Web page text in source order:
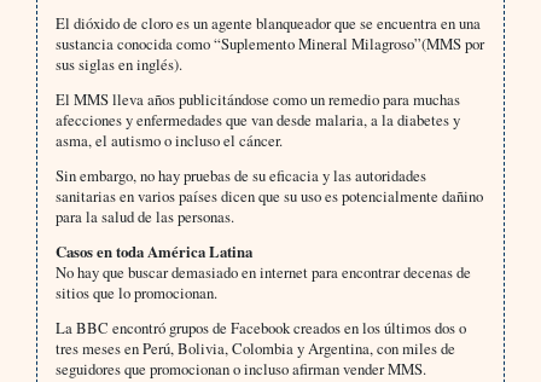
El dióxido de cloro es un agente blanqueador que se encuentra en una
sustancia conocida como “Suplemento Mineral Milagroso”(MMS por
sus siglas en inglés).
El MMS lleva años publicitándose como un remedio para muchas
afecciones y enfermedades que van desde malaria, a la diabetes y
asma, el autismo o incluso el cáncer.
Sin embargo, no hay pruebas de su eficacia y las autoridades
sanitarias en varios países dicen que su uso es potencialmente dañino
para la salud de las personas.
Casos en toda América Latina
No hay que buscar demasiado en internet para encontrar decenas de
sitios que lo promocionan.
La BBC encontró grupos de Facebook creados en los últimos dos o
tres meses en Perú, Bolivia, Colombia y Argentina, con miles de
seguidores que promocionan o incluso afirman vender MMS.